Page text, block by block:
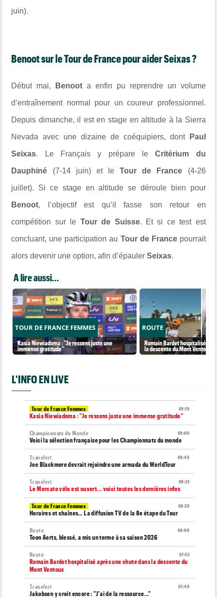
juin).
Benoot sur le Tour de France pour aider Seixas ?
Début mai, Benoota enfin pu reprendre un volume
d’entraînement normal pour un coureur professionnel.
Depuis dimanche, il est en stage en altitude à la Sierra
Nevada avec une dizaine de coéquipiers, dont Paul
Seixas. Le Français y prépare leCritérium du
Dauphiné (7-14 juin) et le Tour de France (4-26
juillet). Si ce stage en altitude se déroule bien pour
Benoot, l’objectif est qu’il fasse son retour en
compétition sur le Tour de Suisse. Et si ce test est
concluant, une participation au Tour de Francepourrait
alors devenir une option, afin d’épaulerSeixas.
A lire aussi...
TOUR DE FRANCE FEMMES
Kasia Niewiadoma : "Je ressens juste une
immense gratitude"
ROUTE
Romain Bardet hospitalisé
la descente du Mont Ventoux
L'INFO EN LIVE
09:19
Tour de France Femmes
Kasia Niewiadoma : "Je ressens juste une immense gratitude"
09:00
Championnats du Monde
Voici la sélection française pour les Championnats du monde
08:40
Transfert
Joe Blackmore devrait rejoindre une armada du WorldTour
08:35
Transfert
Le Mercato vélo est ouvert... voici toutes les dernières infos
08:20
Tour de France Femmes
Horaires et chaînes… La diffusion TV de la 8e étape du Tour
08:00
Route
Toon Aerts, blessé, a mis un terme à sa saison 2026
07:53
Route
Romain Bardet hospitalisé après une chute dans la descente du
Mont Ventoux
07:40
Transfert
Jakobsen y croit encore : "J'ai de la ressource..."